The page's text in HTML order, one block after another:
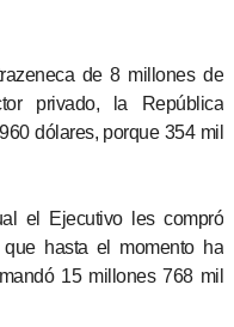
de 8 millones de
privado, la República
dólares, porque 354 mil
el Ejecutivo les compró
hasta el momento ha
15 millones 768 mil